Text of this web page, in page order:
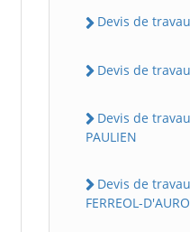
Devis de
Devis de
Devis de
PAULIEN
Devis de
FERREOL-